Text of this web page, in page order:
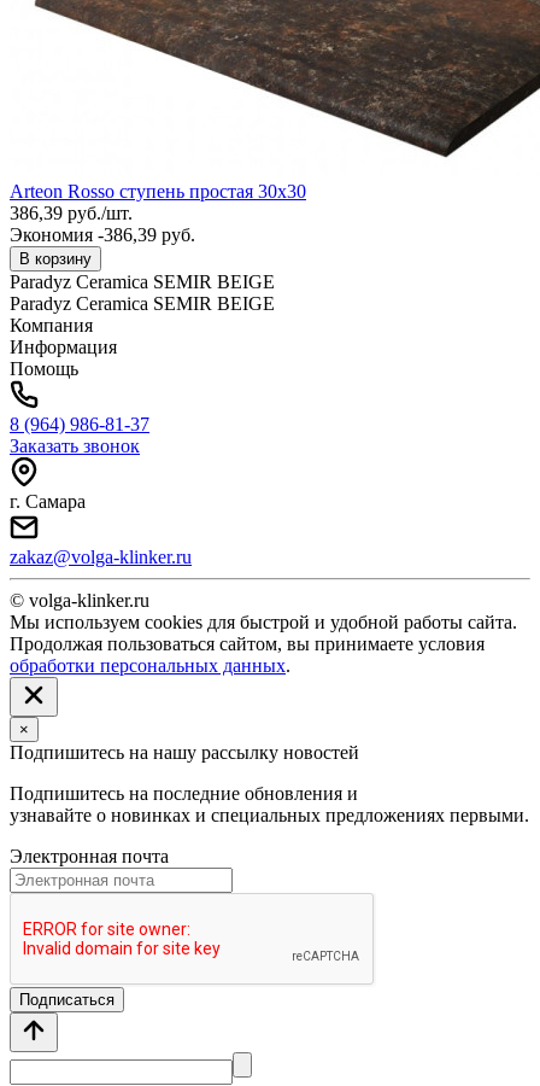
Arteon Rosso ступень простая 30x30
386,39 руб./шт.
Экономия -386,39 руб.
В корзину
Paradyz Ceramica SEMIR BEIGE
Paradyz Ceramica SEMIR BEIGE
Компания
Информация
Помощь
8 (964) 986-81-37
Заказать звонок
г. Самара
zakaz@volga-klinker.ru
© volga-klinker.ru
Мы используем cookies для быстрой и удобной работы сайта.
Продолжая пользоваться сайтом, вы принимаете условия
обработки персональных данных.
×
Подпишитесь на нашу рассылку новостей
Подпишитесь на последние обновления и
узнавайте о новинках и специальных предложениях первыми.
Электронная почта
Подписаться